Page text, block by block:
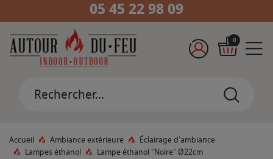
05 45 22 98 09
0
Accueil Ambiance extérieure
Éclairage d'ambiance
Lampes éthanol
Lampe éthanol "Noire" Ø22cm